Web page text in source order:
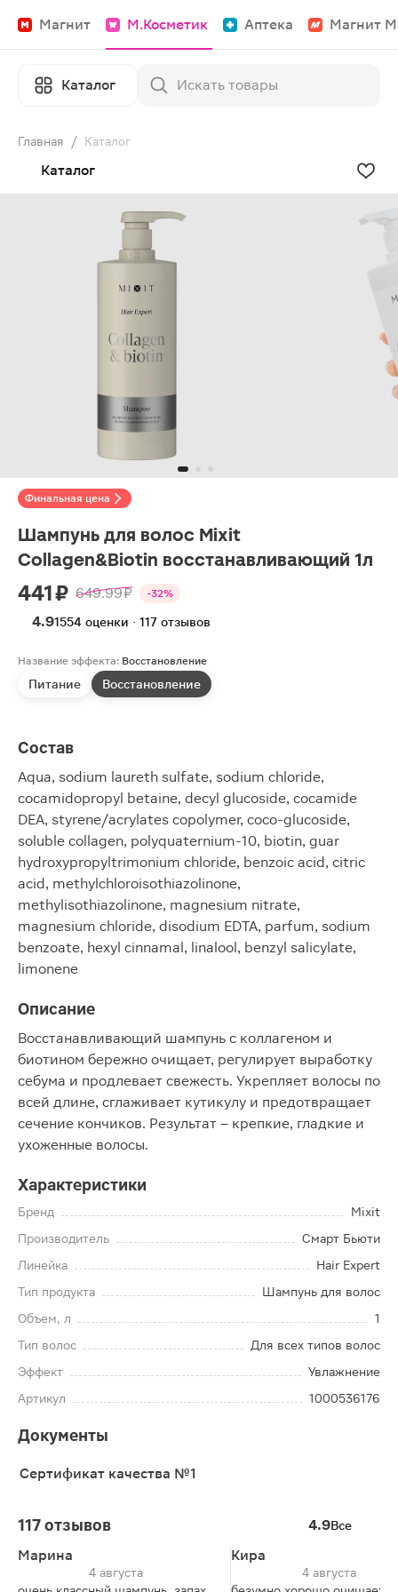
Магнит М.Косметик Аптека Магнит
Каталог
Главная / Каталог
Каталог
Финальная цена
Шампунь для волос Mixit
Collagen&Biotin восстанавливающий 1л
441 ₽ 649.99 ₽ -32%
4.91554 оценки · 117 отзывов
Название эффекта: Восстановление
Питание Восстановление
Состав
Aqua, sodium laureth sulfate, sodium chloride,
cocamidopropyl betaine, decyl glucoside, cocamide
DEA, styrene/acrylates copolymer, coco-glucoside,
soluble collagen, polyquaternium-10, biotin, guar
hydroxypropyltrimonium chloride, benzoic acid, citric
acid, methylchloroisothiazolinone,
methylisothiazolinone, magnesium nitrate,
magnesium chloride, disodium EDTA, parfum, sodium
benzoate, hexyl сinnamal, linalool, benzyl salicylate,
limonene
Описание
Восстанавливающий шампунь с коллагеном и
биотином бережно очищает, регулирует выработку
себума и продлевает свежесть. Укрепляет волосы по
всей длине, сглаживает кутикулу и предотвращает
сечение кончиков. Результат – крепкие, гладкие и
ухоженные волосы.
Характеристики
Бренд
Mixit
Производитель
Смарт Бьюти
Линейка
Hair Expert
Тип продукта
Шампунь для волос
Объем, л
1
Тип волос
Для всех типов волос
Эффект
Увлажнение
Артикул
1000536176
Документы
Сертификат качества №1
117 отзывов 4.9Все
Марина
4 августа
Кира
4 августа